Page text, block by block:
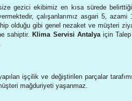
gezici ekibimiz en kısa sürede
çalışanlarımız asgari 5,
olduğu gibi genel nezaket ve müşteri
sahiptir. Klima Servisi Antalyaiçin Talep
işçilik ve değiştirilen parçalar
mağduriyeti yaşanmaz.